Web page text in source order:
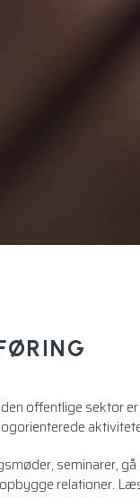
offentlige sektor
seminarer,
relationer.